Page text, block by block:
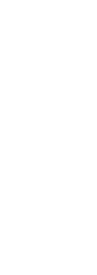
ficar sem médico de
alerta associação
do pulmão são
com enfarte
Lp(a), revela estudo
linha no cancro da
doentes não